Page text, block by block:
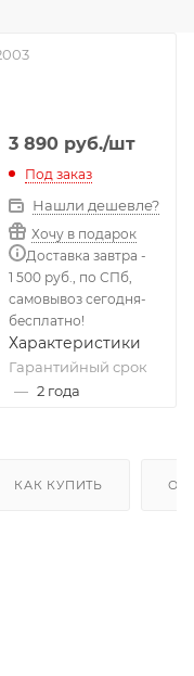
3 890 руб./шт
Под заказ
Нашли дешевле?
Хочу в подарок
Доставка завтра -
1 500 руб., по СПб,
самовывоз сегодня-
бесплатно!
Характеристики
Гарантийный срок
— 2 года
КАК КУПИТЬ